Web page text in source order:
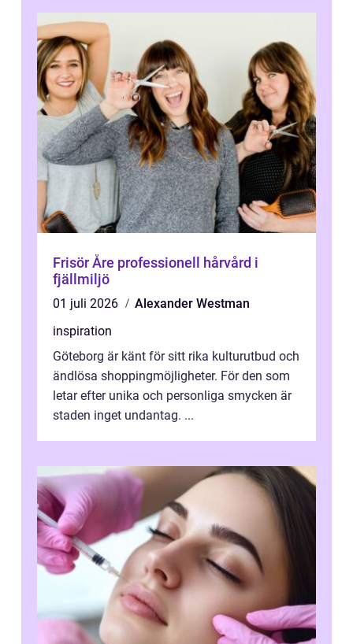
Frisör Åre professionell hårvård i
fjällmiljö
01 juli 2026
Alexander Westman
inspiration
Göteborg är känt för sitt rika kulturutbud och
ändlösa shoppingmöjligheter. För den som
letar efter unika och personliga smycken är
staden inget undantag. ...